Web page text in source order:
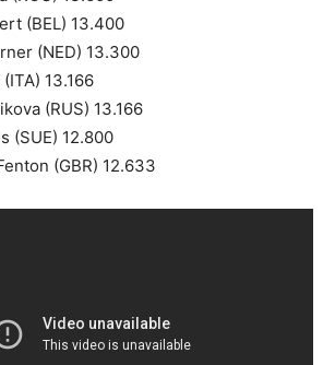
(BEL) 13.400
(NED) 13.300
13.166
(RUS) 13.166
(SUE) 12.800
(GBR) 12.633